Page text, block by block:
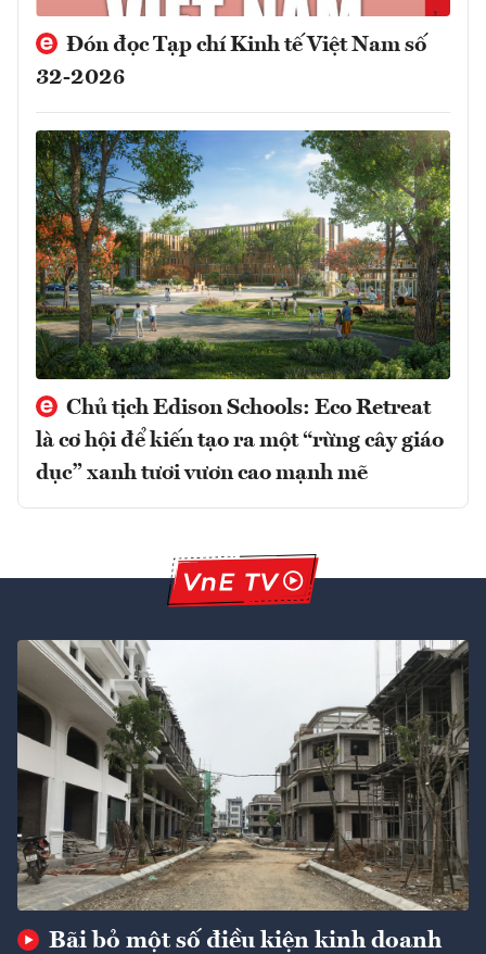
Đón đọc Tạp chí Kinh tế Việt Nam số
32-2026
Chủ tịch Edison Schools: Eco Retreat
là cơ hội để kiến tạo ra một “rừng cây giáo
dục” xanh tươi vươn cao mạnh mẽ
Bãi bỏ một số điều kiện kinh doanh